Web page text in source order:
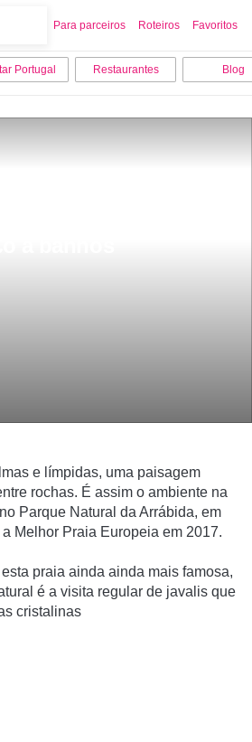
Para parceiros Roteiros Favoritos
Portugal Restaurantes Blog
e límpidas, uma paisagem
rochas. É assim o ambiente na
Parque Natural da Arrábida, em
Melhor Praia Europeia em 2017.
praia ainda ainda mais famosa,
é a visita regular de javalis que
cristalinas